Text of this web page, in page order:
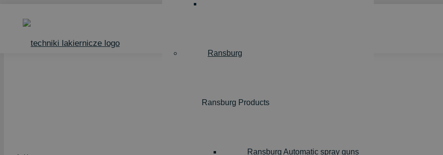
Ransburg
Ransburg Products
Ransburg Automatic spray guns